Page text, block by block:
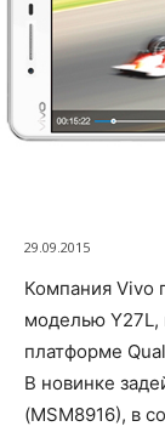
29.09.2015
Компания Vivo
моделью Y27L,
платформе
В новинке
(MSM8916), в